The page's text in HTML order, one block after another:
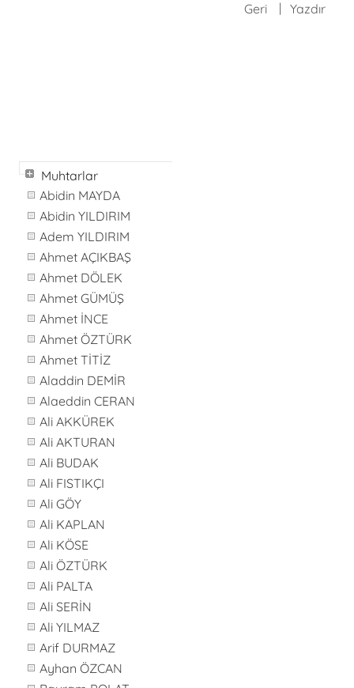
Geri Yazdır
Muhtarlar
Abidin MAYDA
Abidin YILDIRIM
Adem YILDIRIM
Ahmet AÇIKBAŞ
Ahmet DÖLEK
Ahmet GÜMÜŞ
Ahmet İNCE
Ahmet ÖZTÜRK
Ahmet TİTİZ
Aladdin DEMİR
Alaeddin CERAN
Ali AKKÜREK
Ali AKTURAN
Ali BUDAK
Ali FISTIKÇI
Ali GÖY
Ali KAPLAN
Ali KÖSE
Ali ÖZTÜRK
Ali PALTA
Ali SERİN
Ali YILMAZ
Arif DURMAZ
Ayhan ÖZCAN